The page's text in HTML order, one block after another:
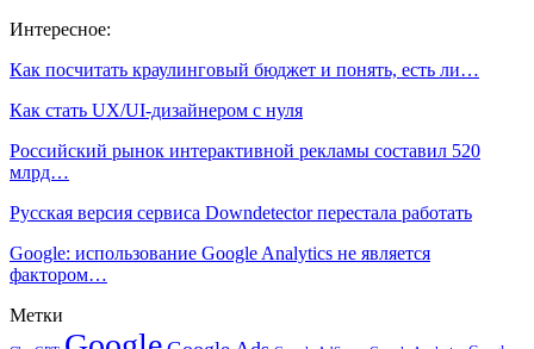
Интересное:
Как посчитать краулинговый бюджет и понять, есть ли…
Как стать UX/UI-дизайнером с нуля
Российский рынок интерактивной рекламы составил 520
млрд…
Русская версия сервиса Downdetector перестала работать
Google: использование Google Analytics не является
фактором…
Метки